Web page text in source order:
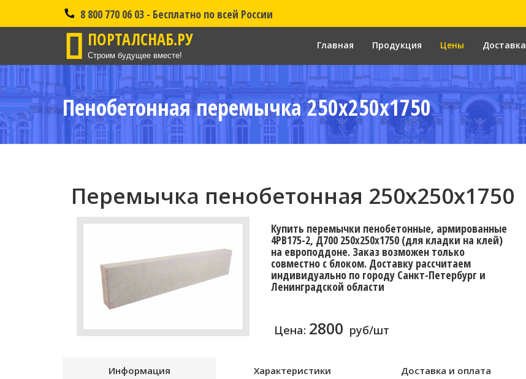
8 800 770 06 03 - Бесплатно по всей России
ПОРТАЛСНАБ.РУ
Строим будущее вместе!
Главная Продукция Цены Доставка
Пенобетонная перемычка 250x250x1750
Перемычка пенобетонная 250х250х1750
Купить перемычки пенобетонные, армированные
4PB175-2, Д700 250х250х1750 (для кладки на клей)
на европоддоне. Заказ возможен только
совместно с блоком. Доставку рассчитаем
индивидуально по городу Санкт-Петербург и
Ленинградской области
Цена: 2800 руб/шт
Информация Характеристики Доставка и оплата